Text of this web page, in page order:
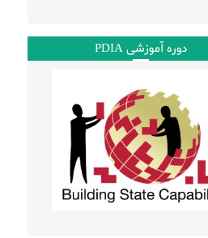
دوره آموزشی PDIA